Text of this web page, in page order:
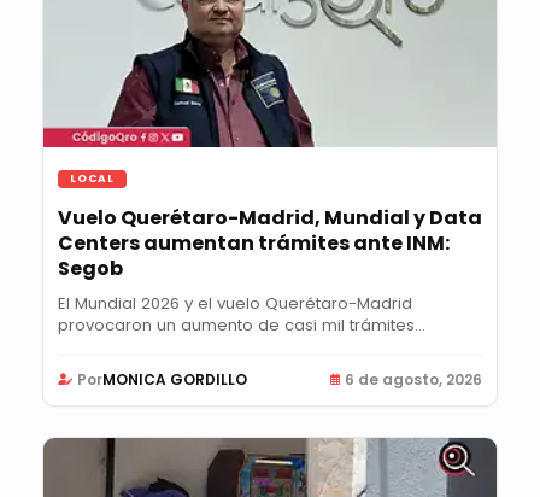
LOCAL
Vuelo Querétaro-Madrid, Mundial y Data
Centers aumentan trámites ante INM:
Segob
El Mundial 2026 y el vuelo Querétaro-Madrid
provocaron un aumento de casi mil trámites
PorMONICA GORDILLO 6 de agosto, 2026